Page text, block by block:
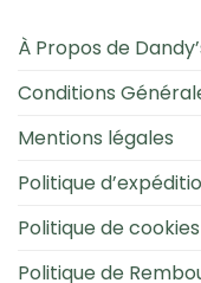
À Propos de
Conditions
Mentions légales
Politique
Politique de
Politique de